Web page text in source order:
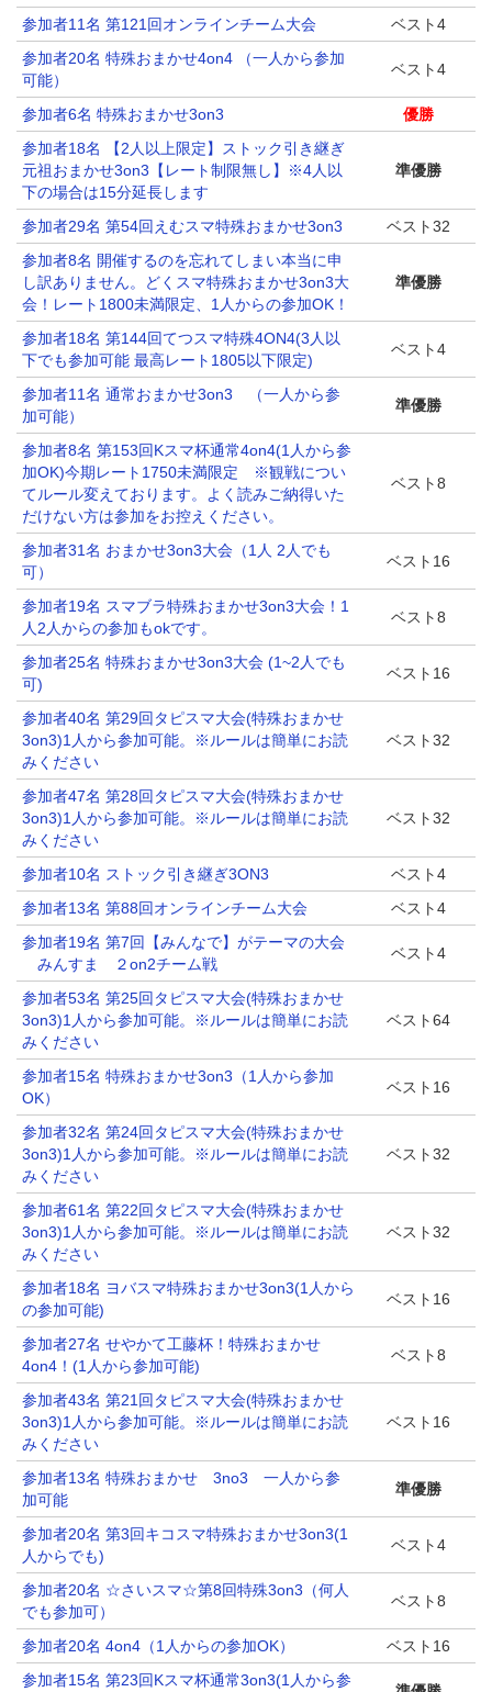
参加者11名 第121回オンラインチーム大会
ベスト4
参加者20名 特殊おまかせ4on4 （一人から参加
可能）
ベスト4
参加者6名 特殊おまかせ3on3
優勝
参加者18名 【2人以上限定】ストック引き継ぎ
元祖おまかせ3on3【レート制限無し】※4人以
下の場合は15分延長します
準優勝
参加者29名 第54回えむスマ特殊おまかせ3on3
ベスト32
参加者8名 開催するのを忘れてしまい本当に申
し訳ありません。どくスマ特殊おまかせ3on3大
会！レート1800未満限定、1人からの参加OK！
準優勝
参加者18名 第144回てつスマ特殊4ON4(3人以
下でも参加可能 最高レート1805以下限定)
ベスト4
参加者11名 通常おまかせ3on3 （一人から参
加可能）
準優勝
参加者8名 第153回Kスマ杯通常4on4(1人から参
加OK)今期レート1750未満限定 ※観戦につい
てルール変えております。よく読みご納得いた
だけない方は参加をお控えください。
ベスト8
参加者31名 おまかせ3on3大会（1人 2人でも
可）
ベスト16
参加者19名 スマブラ特殊おまかせ3on3大会！1
人2人からの参加もokです。
ベスト8
参加者25名 特殊おまかせ3on3大会 (1~2人でも
可)
ベスト16
参加者40名 第29回タピスマ大会(特殊おまかせ
3on3)1人から参加可能。※ルールは簡単にお読
みください
ベスト32
参加者47名 第28回タピスマ大会(特殊おまかせ
3on3)1人から参加可能。※ルールは簡単にお読
みください
ベスト32
参加者10名 ストック引き継ぎ3ON3
ベスト4
参加者13名 第88回オンラインチーム大会
ベスト4
参加者19名 第7回【みんなで】がテーマの大会
みんすま ２on2チーム戦
ベスト4
参加者53名 第25回タピスマ大会(特殊おまかせ
3on3)1人から参加可能。※ルールは簡単にお読
みください
ベスト64
参加者15名 特殊おまかせ3on3（1人から参加
OK）
ベスト16
参加者32名 第24回タピスマ大会(特殊おまかせ
3on3)1人から参加可能。※ルールは簡単にお読
みください
ベスト32
参加者61名 第22回タピスマ大会(特殊おまかせ
3on3)1人から参加可能。※ルールは簡単にお読
みください
ベスト32
参加者18名 ヨバスマ特殊おまかせ3on3(1人から
の参加可能)
ベスト16
参加者27名 せやかて工藤杯！特殊おまかせ
4on4！(1人から参加可能)
ベスト8
参加者43名 第21回タピスマ大会(特殊おまかせ
3on3)1人から参加可能。※ルールは簡単にお読
みください
ベスト16
参加者13名 特殊おまかせ 3no3 一人から参
加可能
準優勝
参加者20名 第3回キコスマ特殊おまかせ3on3(1
人からでも)
ベスト4
参加者20名 ☆さいスマ☆第8回特殊3on3（何人
でも参加可）
ベスト8
参加者20名 4on4（1人からの参加OK）
ベスト16
参加者15名 第23回Kスマ杯通常3on3(1人から参